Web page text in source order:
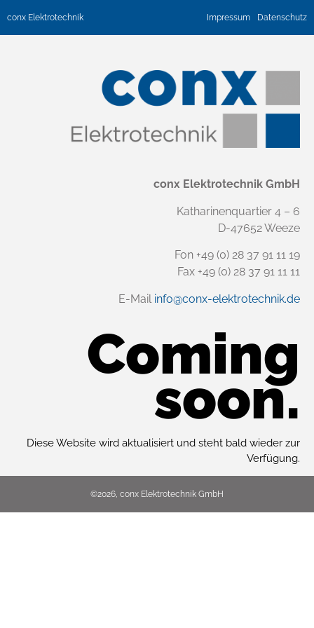
conx Elektrotechnik Impressum Datenschutz
Coming
soon.
Diese Website wird aktualisiert und steht bald wieder zur
Verfügung.
conx Elektrotechnik GmbH
Katharinenquartier 4 – 6
D-47652 Weeze
Fon +49 (0) 28 37 91 11 19
Fax +49 (0) 28 37 91 11 11
E-Mail info@conx-elektrotechnik.de
©2026, conx Elektrotechnik GmbH